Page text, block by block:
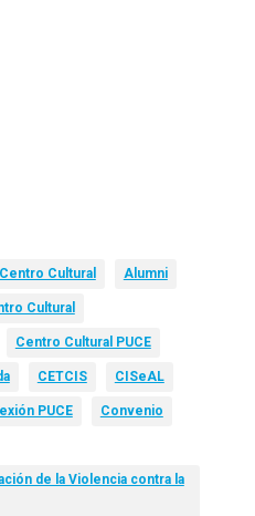
Cultural Alumni
Cultural
Centro Cultural PUCE
CETCIS CISeAL
PUCE Convenio
de la Violencia contra la